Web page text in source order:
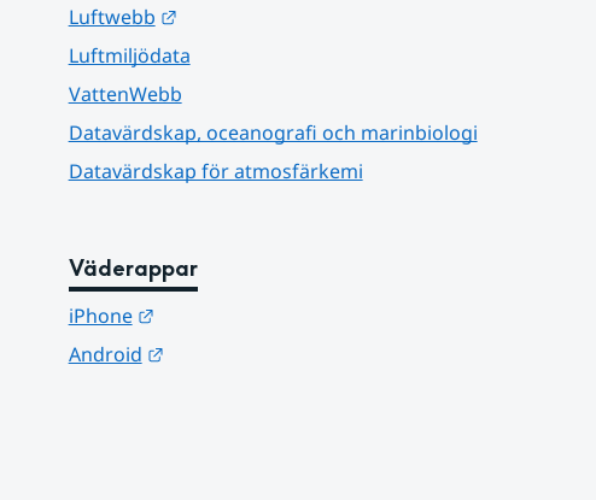
Luftwebb
Länk till annan webbplats.
Luftmiljödata
VattenWebb
Datavärdskap, oceanografi och marinbiologi
Datavärdskap för atmosfärkemi
Väderappar
iPhone
Länk till annan webbplats.
Android
Länk till annan webbplats.